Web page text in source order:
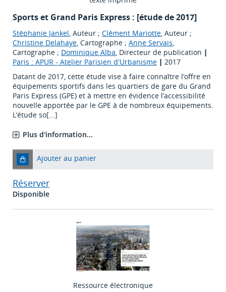
Sports et Grand Paris Express : [étude de 2017]
Stéphanie Jankel, Auteur ; Clément Mariotte, Auteur ;
Christine Delahaye, Cartographe ; Anne Servais,
Cartographe ; Dominique Alba, Directeur de publication |
Paris : APUR - Atelier Parisien d'Urbanisme | 2017
Datant de 2017, cette étude vise à faire connaître l’offre en
équipements sportifs dans les quartiers de gare du Grand
Paris Express (GPE) et à mettre en évidence l’accessibilité
nouvelle apportée par le GPE à de nombreux équipements.
L’étude so[...]
Plus d'information...
Ajouter au panier
Réserver
Disponible
Ressource électronique